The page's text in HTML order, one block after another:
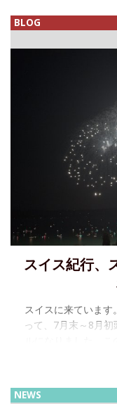
BLOG
スイス紀行、
スイスに来ていま
って、7月末～8月
連邦の建国記念
NEWS